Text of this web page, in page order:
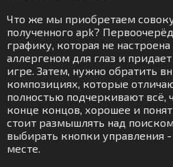
Что же мы приобретаем
полученного apk?
графику, которая не
аллергеном для глаз и
игре. Затем, нужно обратить
композициях, которые
полностью подчеркивают всё,
конце концов, хорошее и
стоит размышлять над
выбирать кнопки управления
месте.